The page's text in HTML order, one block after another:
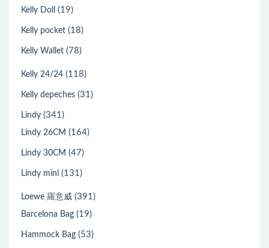
Kelly Doll (19)
Kelly pocket (18)
Kelly Wallet (78)
Kelly 24/24 (118)
Kelly depeches (31)
Lindy (341)
Lindy 26CM (164)
Lindy 30CM (47)
Lindy mini (131)
Loewe 羅意威 (391)
Barcelona Bag (19)
Hammock Bag (53)